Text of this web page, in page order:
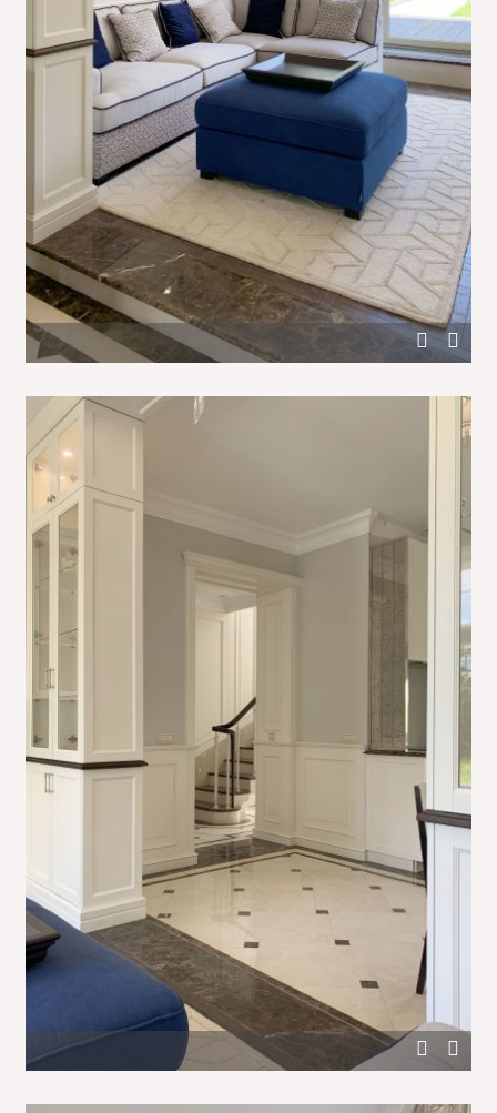
Синий пуф в белой гостиной
Светлый мрамор и белое дерево в отделке холла